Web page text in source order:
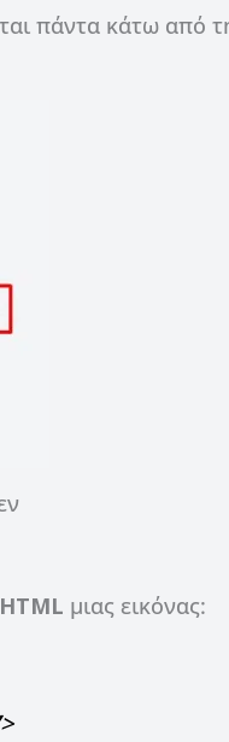
πάντα κάτω από
μιας εικόνας:
>